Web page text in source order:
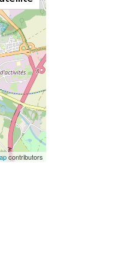
contributors